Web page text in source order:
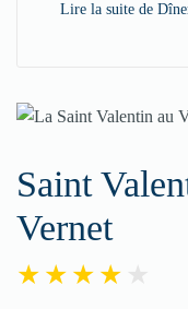
Lire la suite de
Saint
Vernet